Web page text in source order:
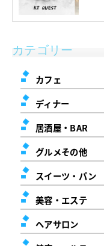
カテゴリー
カフェ
ディナー
居酒屋・BAR
グルメその他
スイーツ・パン
美容・エステ
ヘアサロン